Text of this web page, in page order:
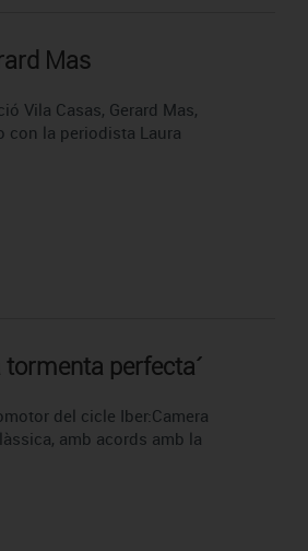
Mas
Vila Casas, Gerard Mas,
con la periodista Laura
tormenta perfecta´
del cicle Iber:Camera
amb acords amb la